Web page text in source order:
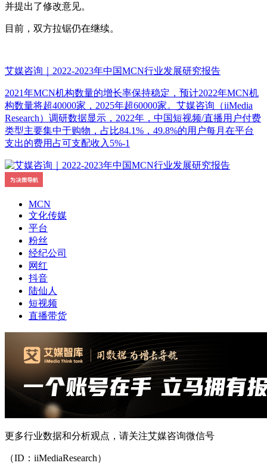
并提出了修改意见。
目前，双方拉锯仍在继续。
艾媒咨询｜2022-2023年中国MCN行业发展研究报告
2021年MCN机构数量的增长率保持稳定，预计2022年MCN机
构数量将超40000家，2025年超60000家。艾媒咨询（iiMedia
Research）调研数据显示，2022年，中国短视频/直播用户付费
类型主要集中于购物，占比84.1%，49.8%的用户每月在平台
支出的费用占可支配收入5%-1
MCN
文化传媒
平台
粉丝
经纪公司
网红
抖音
陆仙人
短视频
直播带货
更多行业数据和分析观点，请关注艾媒咨询微信号
（ID：iiMediaResearch）